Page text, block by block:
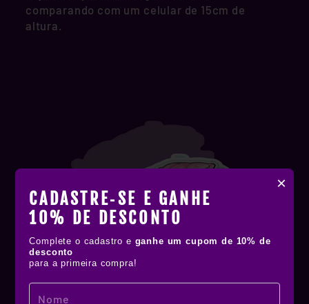
×
CADASTRE‑SE E GANHE
10% DE DESCONTO
Complete o cadastro e ganhe um cupom de 10% de
desconto
para a primeira compra!
comparando com um celular de 15cm de
altura.